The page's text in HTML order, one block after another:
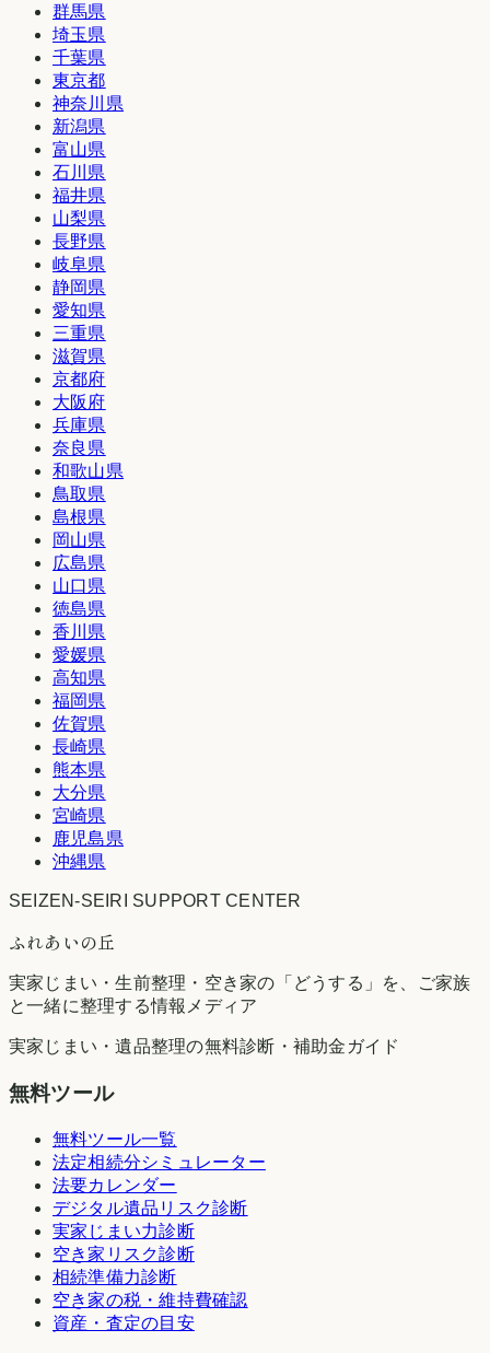
群馬県
埼玉県
千葉県
東京都
神奈川県
新潟県
富山県
石川県
福井県
山梨県
長野県
岐阜県
静岡県
愛知県
三重県
滋賀県
京都府
大阪府
兵庫県
奈良県
和歌山県
鳥取県
島根県
岡山県
広島県
山口県
徳島県
香川県
愛媛県
高知県
福岡県
佐賀県
長崎県
熊本県
大分県
宮崎県
鹿児島県
沖縄県
SEIZEN-SEIRI SUPPORT CENTER
ふれあいの丘
実家じまい・生前整理・空き家の「どうする」を、ご家族
と一緒に整理する情報メディア
実家じまい・遺品整理の無料診断・補助金ガイド
無料ツール
無料ツール一覧
法定相続分シミュレーター
法要カレンダー
デジタル遺品リスク診断
実家じまい力診断
空き家リスク診断
相続準備力診断
空き家の税・維持費確認
資産・査定の目安